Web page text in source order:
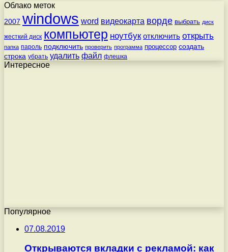
Облако меток
2007 windows word видеокарта ворде выбрать диск
жесткий диск компьютер ноутбук отключить открыть
папка пароль подключить проверить программа процессор создать
строка убрать удалить файл флешка
Интересное
Популярное
07.08.2019
Открываются вкладки с рекламой: как